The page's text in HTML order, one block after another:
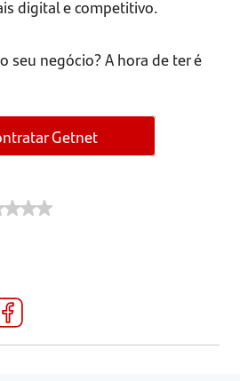
digital e competitivo.
seu negócio? A hora de ter é
Getnet